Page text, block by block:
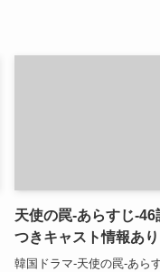
天使の罠-あらすじ-46
つきキャスト情報あり
韓国ドラマ-天使の罠-あら